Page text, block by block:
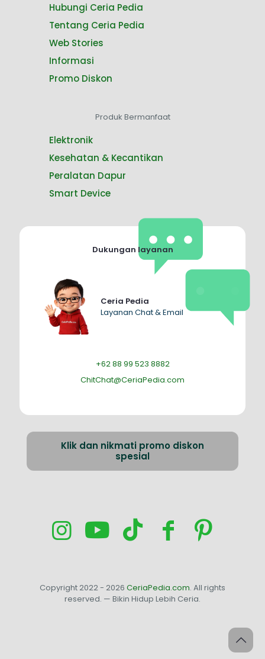
Hubungi Ceria Pedia
Tentang Ceria Pedia
Web Stories
Informasi
Promo Diskon
Produk Bermanfaat
Elektronik
Kesehatan & Kecantikan
Peralatan Dapur
Smart Device
Dukungan layanan
Ceria Pedia
Layanan Chat & Email
+62 88 99 523 8882
ChitChat@CeriaPedia.com
Klik dan nikmati promo diskon
spesial
Copyright 2022 - 2026 CeriaPedia.com. All rights
reserved. — Bikin Hidup Lebih Ceria.